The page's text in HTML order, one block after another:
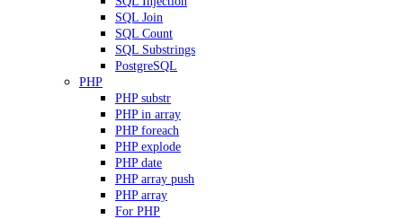
SQL Join
SQL Count
SQL Substrings
PostgreSQL
PHP
PHP substr
PHP in array
PHP foreach
PHP explode
PHP date
PHP array push
PHP array
For PHP